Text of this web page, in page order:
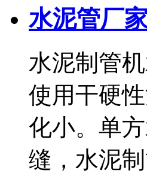
水泥管厂
水泥制管
使用干硬
化小。单
缝，水泥